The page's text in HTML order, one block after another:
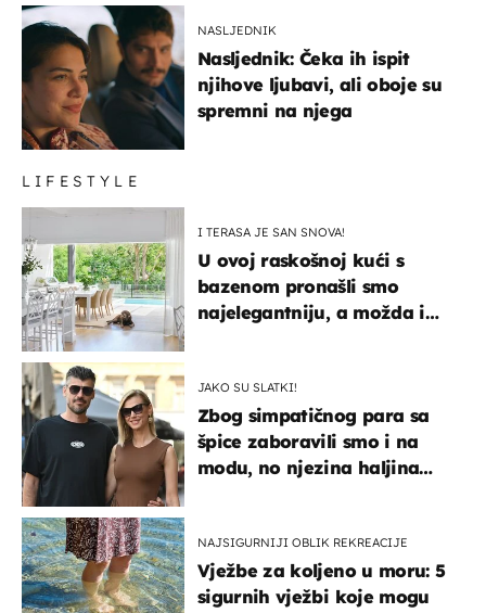
NASLJEDNIK
Nasljednik: Čeka ih ispit
njihove ljubavi, ali oboje su
spremni na njega
LIFESTYLE
I TERASA JE SAN SNOVA!
U ovoj raskošnoj kući s
bazenom pronašli smo
najelegantniju, a možda i
JAKO SU SLATKI!
Zbog simpatičnog para sa
špice zaboravili smo i na
modu, no njezina haljina
NAJSIGURNIJI OBLIK REKREACIJE
Vježbe za koljeno u moru: 5
sigurnih vježbi koje mogu